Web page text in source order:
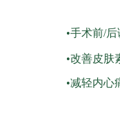
•手术前/
•改善皮肤
•减轻内心